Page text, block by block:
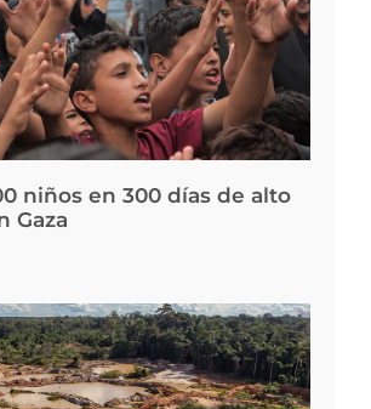
niños en 300 días de alto
Gaza